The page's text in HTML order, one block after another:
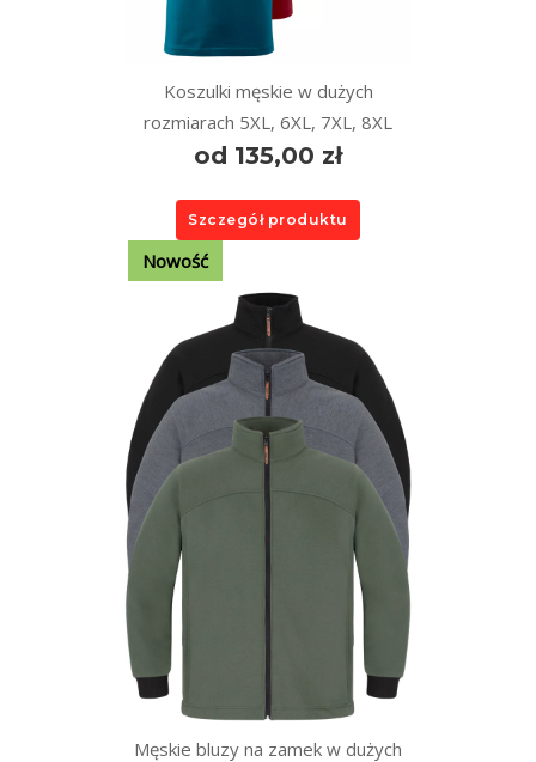
Koszulki męskie w dużych
rozmiarach 5XL, 6XL, 7XL, 8XL
od 135,00 zł
Szczegół produktu
Nowość
Męskie bluzy na zamek w dużych